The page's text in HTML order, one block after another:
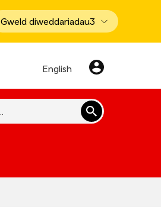
Gweld diweddariadau3
English